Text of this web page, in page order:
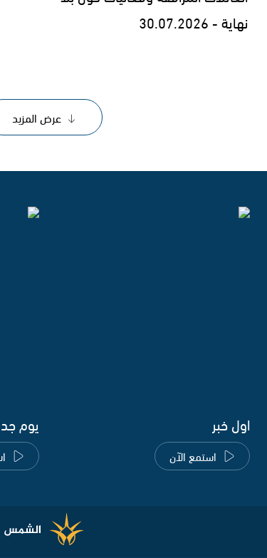
نهاية - 30.07.2026
عرض المزيد
اول خبر
استمع الآن
يوم